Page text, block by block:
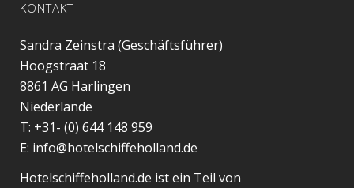
KONTAKT
Sandra Zeinstra (Geschäftsführer)
Hoogstraat 18
8861 AG Harlingen
Niederlande
T: +31- (0) 644 148 959
E: info@hotelschiffeholland.de
Hotelschiffeholland.de ist ein Teil von